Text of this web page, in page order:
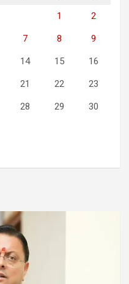
1 2
7 8 9
14 15 16
21 22 23
28 29 30